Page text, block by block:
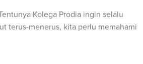
Kolega Prodia ingin selalu
terus-menerus, kita perlu memahami